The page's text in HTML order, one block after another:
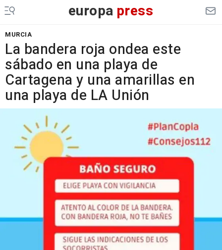
europa press
MURCIA
La bandera roja ondea este
sábado en una playa de
Cartagena y una amarillas en
una playa de LA Unión